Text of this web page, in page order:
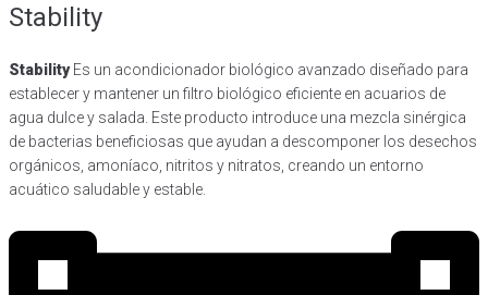
Stability
StabilityEs un acondicionador biológico avanzado diseñado para
establecer y mantener un filtro biológico eficiente en acuarios de
agua dulce y salada. Este producto introduce una mezcla sinérgica
de bacterias beneficiosas que ayudan a descomponer los desechos
orgánicos, amoníaco, nitritos y nitratos, creando un entorno
acuático saludable y estable.